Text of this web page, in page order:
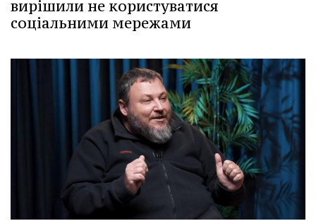
вирішили не користуватися
соціальними мережами